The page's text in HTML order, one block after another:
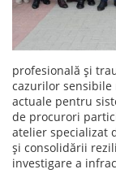
profesională și
cazurilor
actuale pentru
de procurori
atelier specializat
și consolidării
investigare a